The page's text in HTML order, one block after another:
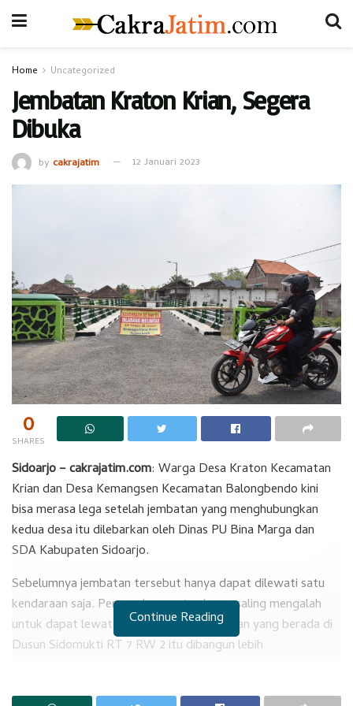
Home Uncategorized
Jembatan Kraton Krian, Segera
Dibuka
by cakrajatim 12 Januari 2023
0
SHARES
Sidoarjo – cakrajatim.com: Warga Desa Kraton Kecamatan
Krian dan Desa Kemangsen Kecamatan Balongbendo kini
bisa merasa lega setelah jembatan yang menghubungkan
kedua desa itu dilebarkan oleh Dinas PU Bina Marga dan
SDA Kabupaten Sidoarjo.
Sebelumnya jembatan tersebut hanya dapat dilewati satu
kendaraan saja. Pengendara motor harus saling mengalah
untuk dapat lewat. Kini tidak lagi. Jembatan yang berada di
Dusun Sidomukti RT 7 RW 2 itu dibangun lebih
Continue Reading